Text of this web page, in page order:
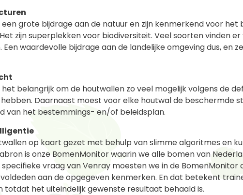
grote bijdrage aan de natuur en zijn kenmerkend voor het
zijn superplekken voor biodiversiteit. Veel soorten vinden er
Een waardevolle bijdrage aan de landelijke omgeving dus, en
belangrijk om de houtwallen zo veel mogelijk volgens de
Daarnaast moest voor elke houtwal de beschermde
van het bestemmings- en/of beleidsplan.
op kaart gezet met behulp van slimme algoritmes en
is onze BomenMonitor waarin we alle bomen van
vraag van Venray moesten we in de BomenMonitor
aan de opgegeven kenmerken. En dat betekent
totdat het uiteindelijk gewenste resultaat behaald is.